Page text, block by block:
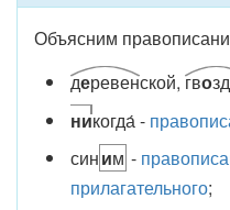
Объясним
деревенской, гво
никогда́ -
синим -
прилагательного;